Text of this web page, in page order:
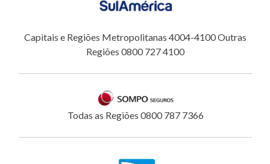
Capitais e Regiões Metropolitanas 4004-4100 Outras
Regiões 0800 727 4100
Todas as Regiões 0800 787 7366